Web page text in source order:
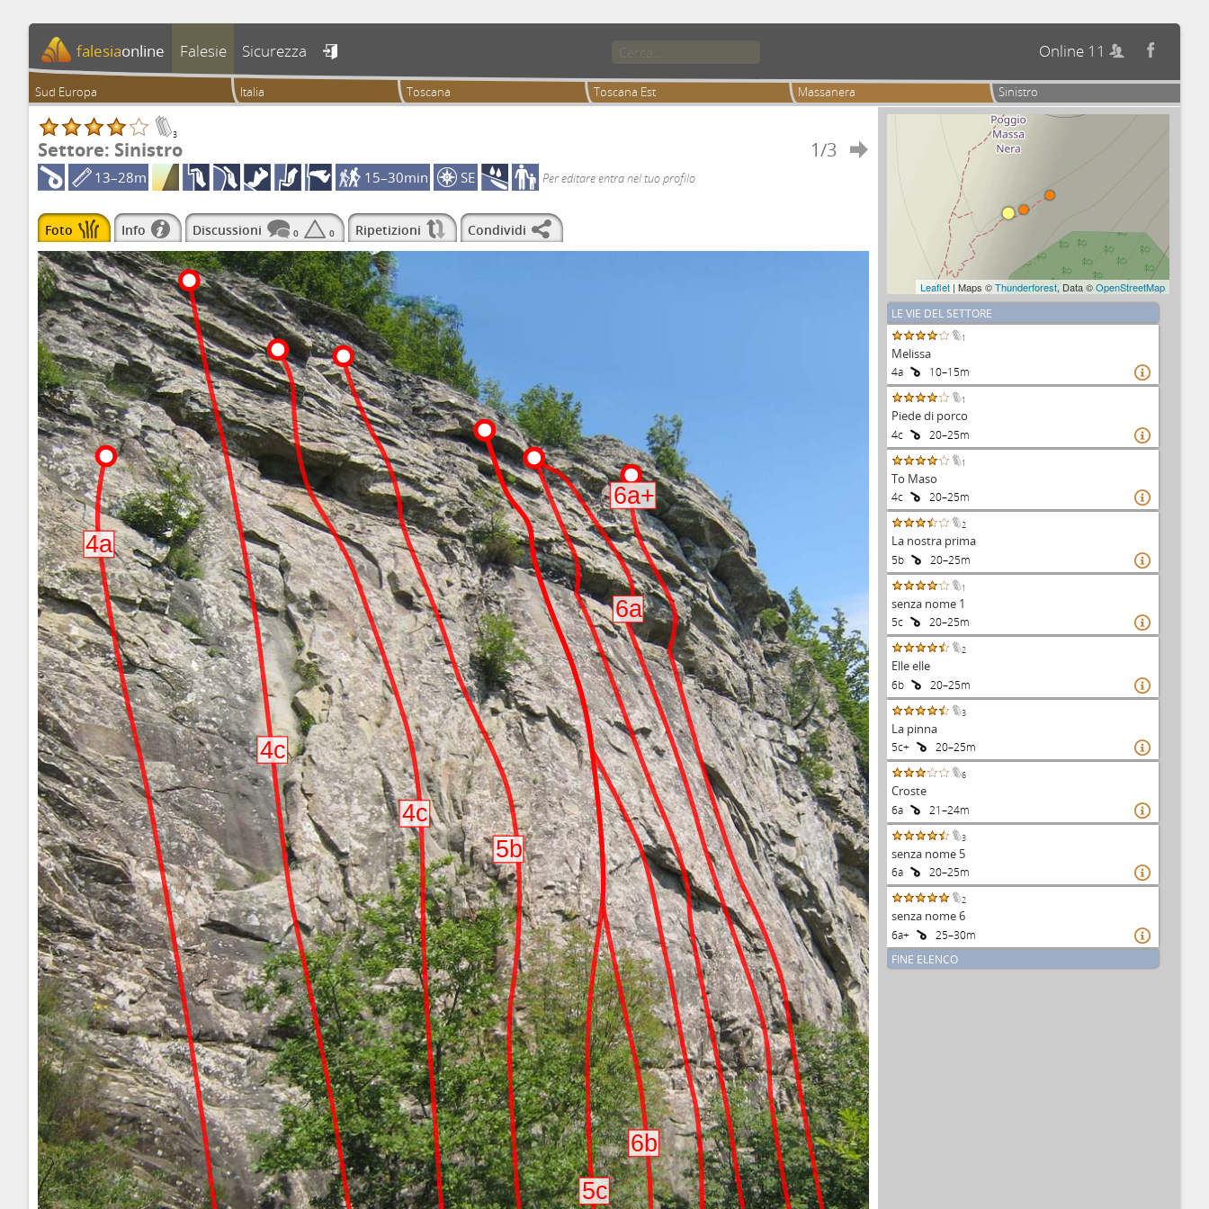
falesiaonline Falesie Sicurezza  Online 11 
Sud Europa Italia Toscana Toscana Est Massanera Sinistro
3
Settore: Sinistro 1/3

13–28m
15–30min SE Per editare entra nel tuo profilo
Foto Info Discussioni 0 0 Ripetizioni Condividi
4a
4c
4c
5b
5c
6b
6a
6a+
Leaflet | Maps ©Thunderforest, Data ©OpenStreetMap
LE VIE DEL SETTORE
1
Melissa
4a 10–15m 
1
Piede di porco
4c 20–25m 
1
To Maso
4c 20–25m 
2
La nostra prima
5b 20–25m 
1
senza nome 1
5c 20–25m 
2
Elle elle
6b 20–25m 
3
La pinna
5c+ 20–25m 
6
Croste
6a 21–24m 
3
senza nome 5
6a 20–25m 
2
senza nome 6
6a+ 25–30m 
FINE ELENCO